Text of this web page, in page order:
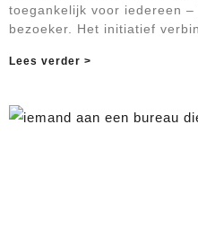
toegankelijk voor iedereen
bezoeker. Het initiatief
Lees verder >